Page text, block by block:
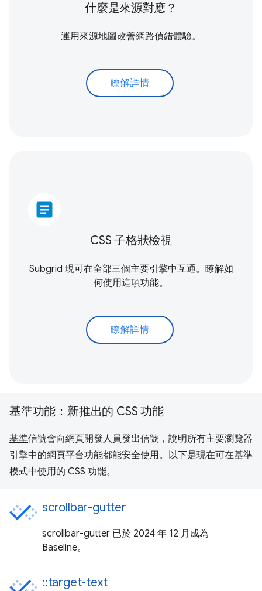
什麼是來源對應？
運用來源地圖改善網路偵錯體驗。
瞭解詳情
article
CSS 子格狀檢視
Subgrid 現可在全部三個主要引擎中互通。瞭解如
何使用這項功能。
瞭解詳情
基準功能：新推出的 CSS 功能
基準信號會向網頁開發人員發出信號，說明所有主要瀏覽器
引擎中的網頁平台功能都能安全使用。以下是現在可在基準
模式中使用的 CSS 功能。
scrollbar-gutter
scrollbar-gutter 已於 2024 年 12 月成為
Baseline。
::target-text